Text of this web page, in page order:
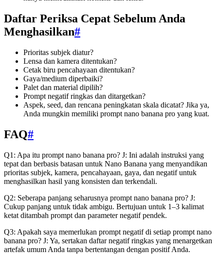
Daftar Periksa Cepat Sebelum Anda
Menghasilkan#
Prioritas subjek diatur?
Lensa dan kamera ditentukan?
Cetak biru pencahayaan ditentukan?
Gaya/medium diperbaiki?
Palet dan material dipilih?
Prompt negatif ringkas dan ditargetkan?
Aspek, seed, dan rencana peningkatan skala dicatat? Jika ya,
Anda mungkin memiliki prompt nano banana pro yang kuat.
FAQ#
Q1: Apa itu prompt nano banana pro? J: Ini adalah instruksi yang
tepat dan berbasis batasan untuk Nano Banana yang menyandikan
prioritas subjek, kamera, pencahayaan, gaya, dan negatif untuk
menghasilkan hasil yang konsisten dan terkendali.
Q2: Seberapa panjang seharusnya prompt nano banana pro? J:
Cukup panjang untuk tidak ambigu. Bertujuan untuk 1–3 kalimat
ketat ditambah prompt dan parameter negatif pendek.
Q3: Apakah saya memerlukan prompt negatif di setiap prompt nano
banana pro? J: Ya, sertakan daftar negatif ringkas yang menargetkan
artefak umum Anda tanpa bertentangan dengan positif Anda.